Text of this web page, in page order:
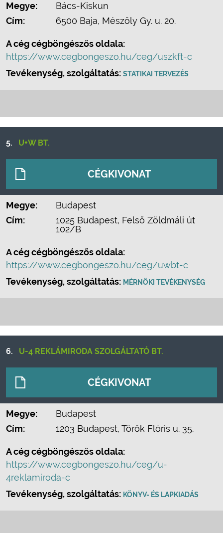
Megye:
Bács-Kiskun
Cím:
6500 Baja, Mészöly Gy. u. 20.
A cég cégböngészős oldala:
https://www.cegbongeszo.hu/ceg/uszkft-c
Tevékenység, szolgáltatás: STATIKAI TERVEZÉS
5. U+W BT.
CÉGKIVONAT
Megye:
Budapest
Cím:
1025 Budapest, Felső Zöldmáli út
102/B
A cég cégböngészős oldala:
https://www.cegbongeszo.hu/ceg/uwbt-c
Tevékenység, szolgáltatás: MÉRNÖKI TEVÉKENYSÉG
6. U-4 REKLÁMIRODA SZOLGÁLTATÓ BT.
CÉGKIVONAT
Megye:
Budapest
Cím:
1203 Budapest, Török Flóris u. 35.
A cég cégböngészős oldala:
https://www.cegbongeszo.hu/ceg/u-
4reklamiroda-c
Tevékenység, szolgáltatás: KÖNYV- ÉS LAPKIADÁS